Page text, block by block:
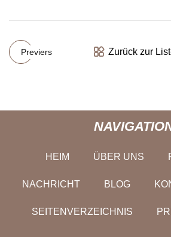
Previers Zurück zur
HEIM ÜBER UNS
NACHRICHT BLOG
SEITENVERZEICHNIS